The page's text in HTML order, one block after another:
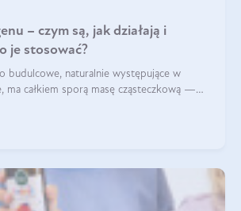
– czym są, jak działają i
je stosować?
budulcowe, naturalnie występujące w
ma całkiem sporą masę cząsteczkową —